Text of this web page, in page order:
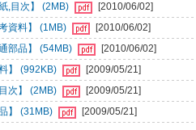
,目次】 (2MB)
[2010/06/02]
資料】 (1MB)
[2010/06/02]
部品】 (54MB)
[2010/06/02]
】 (992KB)
[2009/05/21]
次】 (2MB)
[2009/05/21]
】 (31MB)
[2009/05/21]